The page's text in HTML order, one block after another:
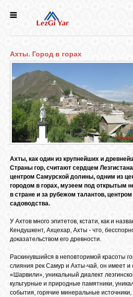
СЕЛА
ИСТОРИЯ
КУЛЬТУРА
ЛЕЗГИН
БИБЛИОТЕКА
ФОРУМ
ГОСТЕВАЯ
Ахты. Город в горах
Ахты, как один из крупнейших и
Страны гор, считают сердцем
центром Самурской долины, одним из
городом в горах, музеем под открытым
в стране и за рубежом талантов,
садоводства.
У Ахтов много эпитетов, кстати, как и
Кендушкент, Ахцехар, Ахты - что,
доказательством его древности.
Раскинувшийся в неповторимой красоты
слияния рек Самур и Ахты-чай, он имеет и
«Шарвили», уникальный диалект
культурные и природные памятники,
события, горячие минеральные